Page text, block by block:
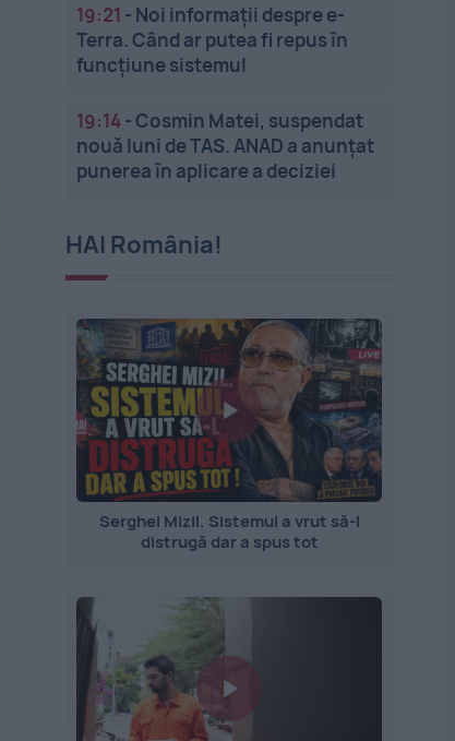
19:21 - Noi informații despre e-
Terra. Când ar putea fi repus în
funcțiune sistemul
19:14-Cosmin Matei, suspendat
nouă luni de TAS. ANAD a anunțat
punerea în aplicare a deciziei
HAI România!
Serghei Mizil. Sistemul a vrut să-l
distrugă dar a spus tot